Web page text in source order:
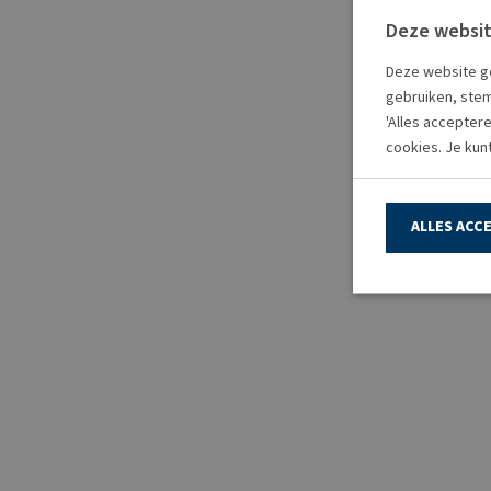
Deze
Deze website
gebruiken,
'Alles
cookies. Je
ALLES